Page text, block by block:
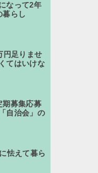
なって2年
暮らし
円足りませ
てはいけな
期募集応募
自治会」の
怯えて暮ら